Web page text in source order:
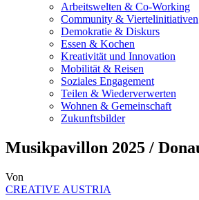
Arbeitswelten & Co-Working
Community & Viertelinitiativen
Demokratie & Diskurs
Essen & Kochen
Kreativität und Innovation
Mobilität & Reisen
Soziales Engagement
Teilen & Wiederverwerten
Wohnen & Gemeinschaft
Zukunftsbilder
Musikpavillon 2025 /
Von
CREATIVE AUSTRIA